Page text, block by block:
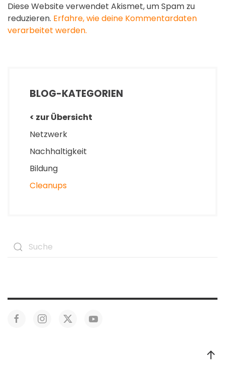
Diese Website verwendet Akismet, um Spam zu
reduzieren. Erfahre, wie deine Kommentardaten
verarbeitet werden.
BLOG-KATEGORIEN
< zur Übersicht
Netzwerk
Nachhaltigkeit
Bildung
Cleanups